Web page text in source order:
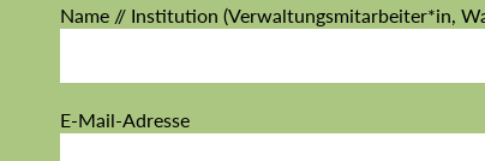
Name // Institution (Verwaltungsmitarbeiter*in,
E-Mail-Adresse